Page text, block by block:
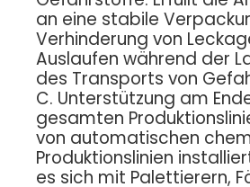
an eine stabile
Verhinderung von
Auslaufen während der
des Transports von
C. Unterstützung am
gesamten
von automatischen
Produktionslinien
es sich mit Palettierern,